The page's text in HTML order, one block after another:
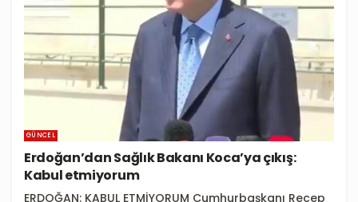
GÜNCEL
Erdoğan’dan Sağlık Bakanı Koca’ya çıkış:
Kabul etmiyorum
ERDOĞAN: KABUL ETMİYORUM Cumhurbaşkanı Recep